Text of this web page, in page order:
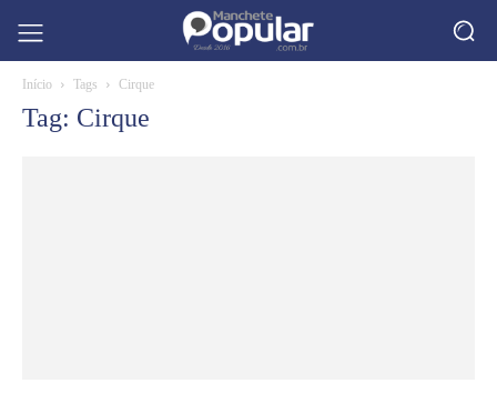
Início Tags Cirque
Tag: Cirque